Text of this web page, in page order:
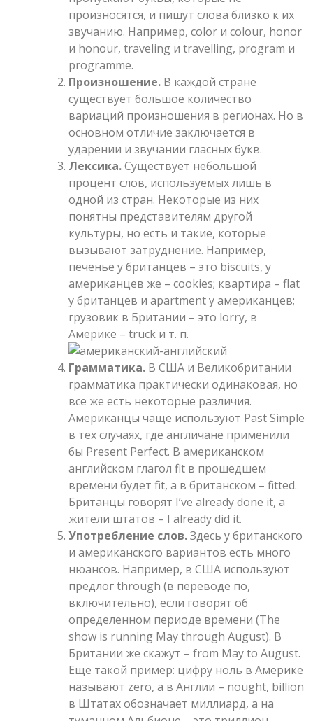
произносятся, и пишут слова близко к их
звучанию. Например, color и colour, honor
и honour, traveling и travelling, program и
programme.
Произношение. В каждой стране
существует большое количество
вариаций произношения в регионах. Но в
основном отличие заключается в
ударении и звучании гласных букв.
Лексика.Существует небольшой
процент слов, используемых лишь в
одной из стран. Некоторые из них
понятны представителям другой
культуры, но есть и такие, которые
вызывают затруднение. Например,
печенье у британцев – это biscuits, у
американцев же – cookies; квартира – flat
у британцев и apartment у американцев;
грузовик в Британии – это lorry, в
Америке – truck и т. п.
Грамматика. В США и Великобритании
грамматика практически одинаковая, но
все же есть некоторые различия.
Американцы чаще используют Past Simple
в тех случаях, где англичане применили
бы Present Perfect. В американском
английском глагол fit в прошедшем
времени будет fit, а в британском – fitted.
Британцы говорят I’ve already done it, а
жители штатов – I already did it.
Употребление слов.Здесь у британского
и американского вариантов есть много
нюансов. Например, в США используют
предлог through (в переводе по,
включительно), если говорят об
определенном периоде времени (The
show is running May through August). В
Британии же скажут – from May to August.
Еще такой пример: цифру ноль в Америке
называют zero, а в Англии – nought, billion
в Штатах обозначает миллиард, а на